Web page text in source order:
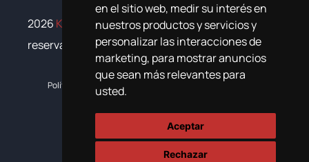
en el sitio web, medir su interés en
nuestros productos y servicios y
personalizar las interacciones de
marketing, para mostrar anuncios
que sean más relevantes para
usted.
Aceptar
Rechazar
2026 Krypton Chemical. Todos los derechos
reservados
Política de cookies Política de privacidad Plan de igualdad